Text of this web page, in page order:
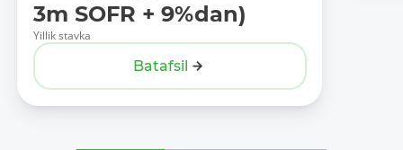
3m SOFR + 9%dan)
Yillik stavka
Batafsil